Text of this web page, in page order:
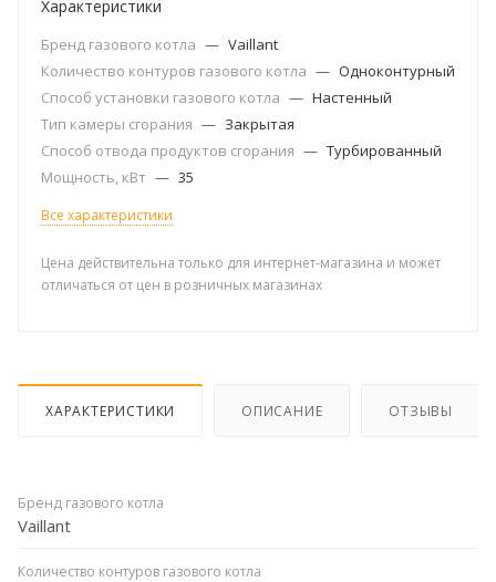
Характеристики
Бренд газового котла — Vaillant
Количество контуров газового котла — Одноконтурный
Способ установки газового котла — Настенный
Тип камеры сгорания — Закрытая
Способ отвода продуктов сгорания — Турбированный
Мощность, кВт — 35
Все характеристики
Цена действительна только для интернет-магазина и может
отличаться от цен в розничных магазинах
ХАРАКТЕРИСТИКИ ОПИСАНИЕ ОТЗЫВЫ
Бренд газового котла
Vaillant
Количество контуров газового котла